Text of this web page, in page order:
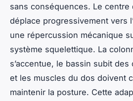
sans conséquences. Le centre
déplace progressivement vers
une répercussion mécanique
système squelettique. La
s’accentue, le bassin subit
et les muscles du dos doivent
maintenir la posture. Cette